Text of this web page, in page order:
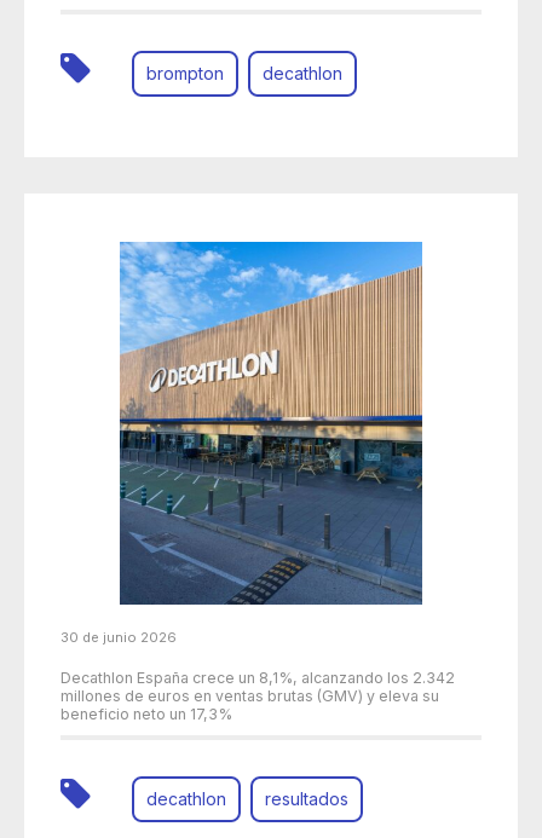
brompton decathlon
30 de junio 2026
Decathlon España crece un 8,1%, alcanzando los 2.342
millones de euros en ventas brutas (GMV) y eleva su
beneficio neto un 17,3%
decathlon resultados